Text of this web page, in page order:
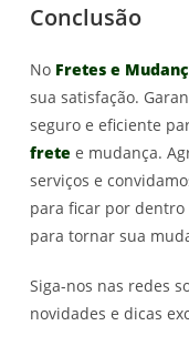
Conclusão
No Fretes e
sua satisfação.
seguro e eficiente
frete e mudança.
serviços e
para ficar por dentro
para tornar sua
Siga-nos nas redes
novidades e dicas